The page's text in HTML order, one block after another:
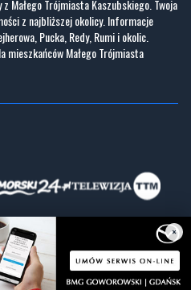
Trójmiasta Kaszubskiego. Twoja
z najbliższej okolicy. Informacje
Pucka, Redy, Rumi i okolic.
mieszkańców Małego Trójmiasta
×